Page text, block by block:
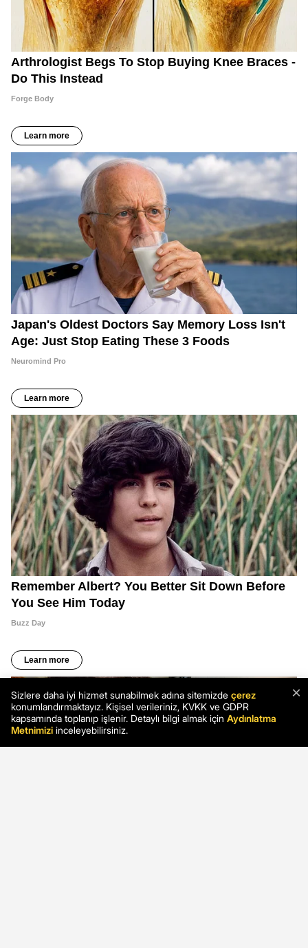
×
Sizlere daha iyi hizmet sunabilmek adına sitemizde çerez
konumlandırmaktayız. Kişisel verileriniz, KVKK ve GDPR
kapsamında toplanıp işlenir. Detaylı bilgi almak için Aydınlatma
Metnimizi inceleyebilirsiniz.